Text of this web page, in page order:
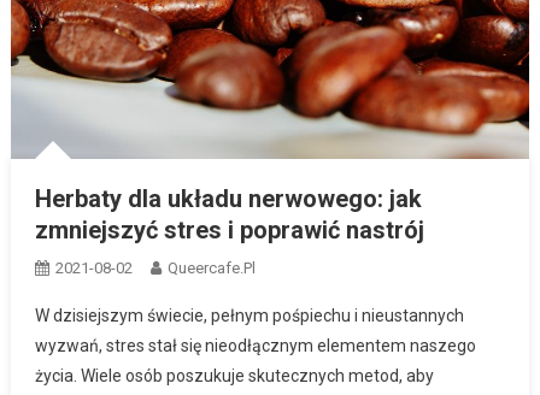
Herbaty dla układu nerwowego: jak
zmniejszyć stres i poprawić nastrój
2021-08-02 Queercafe.pl
W dzisiejszym świecie, pełnym pośpiechu i nieustannych
wyzwań, stres stał się nieodłącznym elementem naszego
życia. Wiele osób poszukuje skutecznych metod, aby